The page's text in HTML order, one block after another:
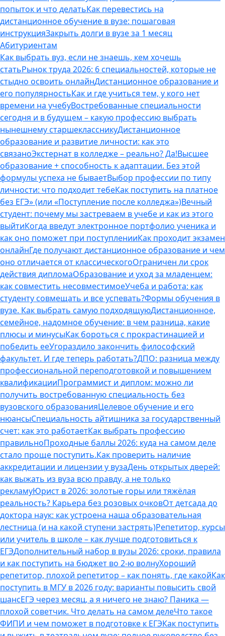
попыток и что делатьКак перевестись на
дистанционное обучение в вузе: пошаговая
инструкцияЗакрыть долги в вузе за 1 месяц
Абитуриентам
Как выбрать вуз, если не знаешь, кем хочешь
статьРынок труда 2026: 6 специальностей, которые не
стыдно освоить онлайнДистанционное образование и
его популярностьКак и где учиться тем, у кого нет
времени на учебуВостребованные специальности
сегодня и в будущем – какую профессию выбрать
нынешнему старшеклассникуДистанционное
образование и развитие личности: как это
связаноЭкстернат в колледже – реально? Да!Высшее
образование + способность к адаптации. Без этой
формулы успеха не бываетВыбор профессии по типу
личности: что подходит тебеКак поступить на платное
без ЕГЭ» (или «Поступление после колледжа»)Вечный
студент: почему мы застреваем в учебе и как из этого
выйтиКогда введут электронное портфолио ученика и
как оно поможет при поступленииКак проходит экзамен
онлайнГде получают дистанционное образование и чем
оно отличается от классическогоОграничен ли срок
действия дипломаОбразование и уход за младенцем:
как совместить несовместимоеУчеба и работа: как
студенту совмещать и все успевать?Формы обучения в
вузе. Как выбрать самую подходящуюДистанционное,
семейное, надомное обучение: в чем разница, какие
плюсы и минусыКак бороться с прокрастинацией и
победить ееУгораздило закончить философский
факультет. И где теперь работать?ДПО: разница между
профессиональной переподготовкой и повышением
квалификацииПрограммист и диплом: можно ли
получить востребованную специальность без
вузовского образованияЦелевое обучение и его
нюансыСпециальность айтишника за государственный
счет: как это работаетКак выбрать профессию
правильноПроходные баллы 2026: куда на самом деле
стало проще поступить.Как проверить наличие
аккредитации и лицензии у вузаДень открытых дверей:
как выжать из вуза всю правду, а не только
рекламуЮрист в 2026: золотые горы или тяжёлая
реальность? Карьера без розовых очковОт детсада до
доктора наук: как устроена наша образовательная
лестница (и на какой ступени застрять)Репетитор, курсы
или учитель в школе – как лучше подготовиться к
ЕГЭДополнительный набор в вузы 2026: сроки, правила
и как поступить на бюджет во 2‑ю волнуХороший
репетитор, плохой репетитор – как понять, где какойКак
поступить в МГУ в 2026 году: варианты повысить свой
шансЕГЭ через месяц, а я ничего не знаю? Паника —
плохой советчик. Что делать на самом делеЧто такое
ФИПИ и чем поможет в подготовке к ЕГЭКак поступить